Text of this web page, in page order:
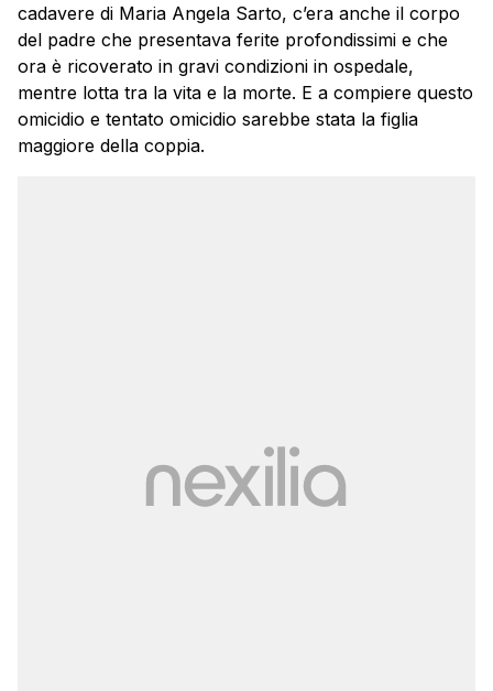
cadavere di Maria Angela Sarto, c’era anche il corpo
del padre che presentava ferite profondissimi e che
ora è ricoverato in gravi condizioni in ospedale,
mentre lotta tra la vita e la morte. E a compiere questo
omicidio e tentato omicidio sarebbe stata la figlia
maggiore della coppia.